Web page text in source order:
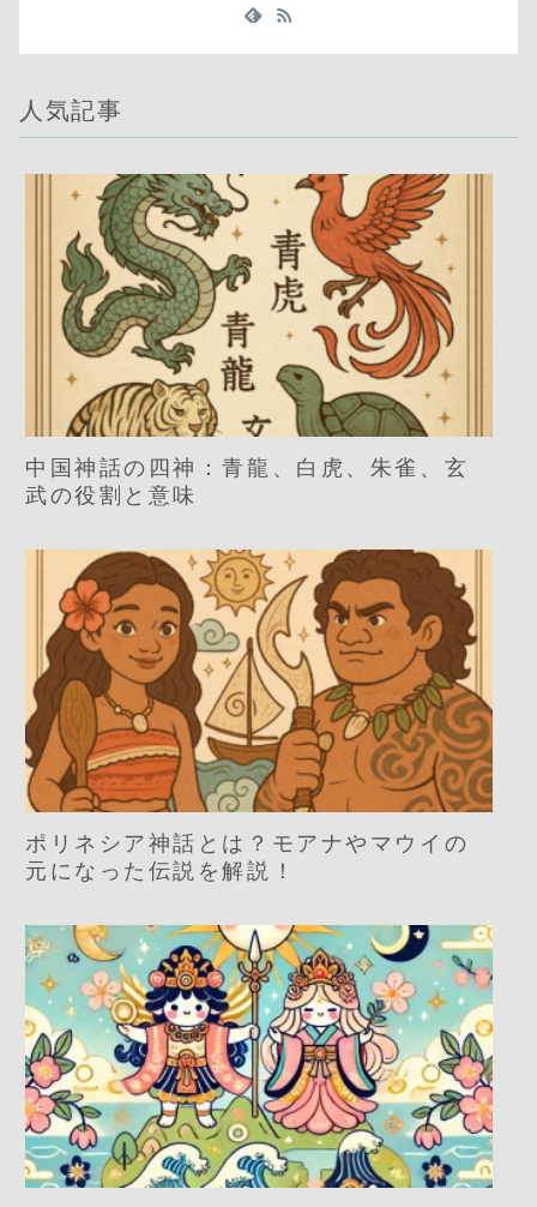
人気記事
中国神話の四神：青龍、白虎、朱雀、玄
武の役割と意味
ポリネシア神話とは？モアナやマウイの
元になった伝説を解説！